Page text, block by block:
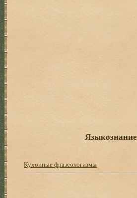
Языкознание
Кухонные фразеологизмы